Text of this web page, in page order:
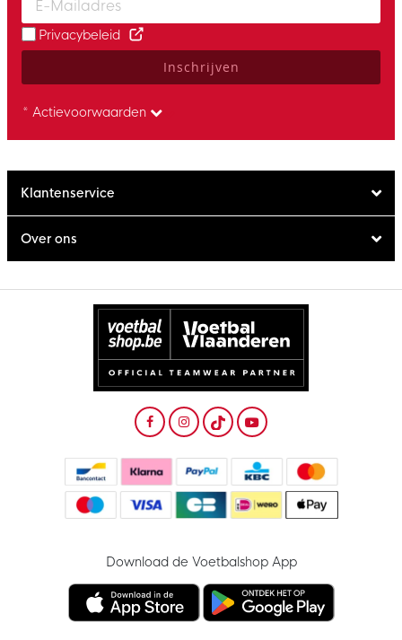
Privacybeleid
Inschrijven
* Actievoorwaarden
Klantenservice
Over ons
Download de Voetbalshop App